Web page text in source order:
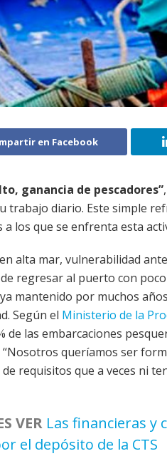
en Facebook
ganancia de pescadores”
trabajo diario. Este simple
a los que se enfrenta esta
alta mar, vulnerabilidad
regresar al puerto con
mantenido por muchos
Según el Ministerio de la
de las embarcaciones
queríamos ser
requisitos que a veces ni
VER Las financieras y
el depósito de la CTS